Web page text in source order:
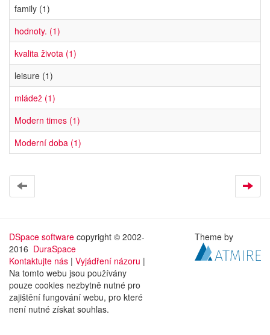
family (1)
hodnoty. (1)
kvalita života (1)
leisure (1)
mládež (1)
Modern times (1)
Moderní doba (1)
DSpace software copyright © 2002-
2016 DuraSpace
Kontaktujte nás | Vyjádření názoru |
Na tomto webu jsou používány
pouze cookies nezbytně nutné pro
zajištění fungování webu, pro které
není nutné získat souhlas.
Theme by